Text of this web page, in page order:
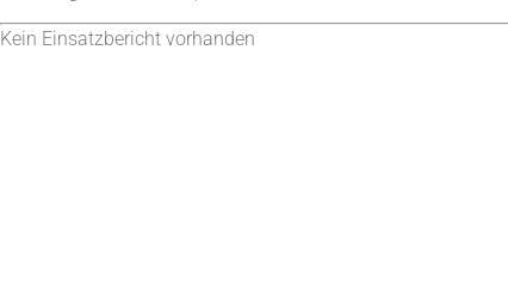
Kein Einsatzbericht vorhanden